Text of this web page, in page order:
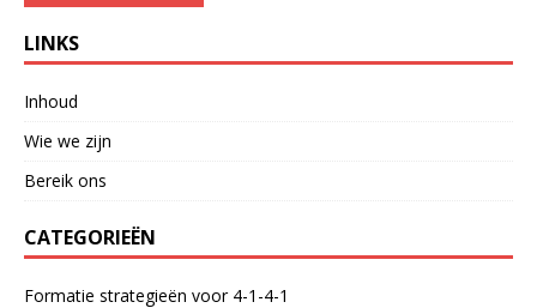
LINKS
Inhoud
Wie we zijn
Bereik ons
CATEGORIEËN
Formatie strategieën voor 4-1-4-1